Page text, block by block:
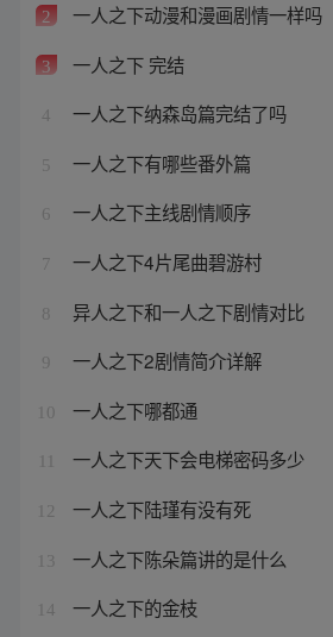
2 一人之下动漫和漫画剧情一样吗
3 一人之下 完结
4 一人之下纳森岛篇完结了吗
5 一人之下有哪些番外篇
6 一人之下主线剧情顺序
7 一人之下4片尾曲碧游村
8 异人之下和一人之下剧情对比
9 一人之下2剧情简介详解
10 一人之下哪都通
一人之下天下会电梯密码多少
12 一人之下陆瑾有没有死
13 一人之下陈朵篇讲的是什么
14 一人之下的金枝